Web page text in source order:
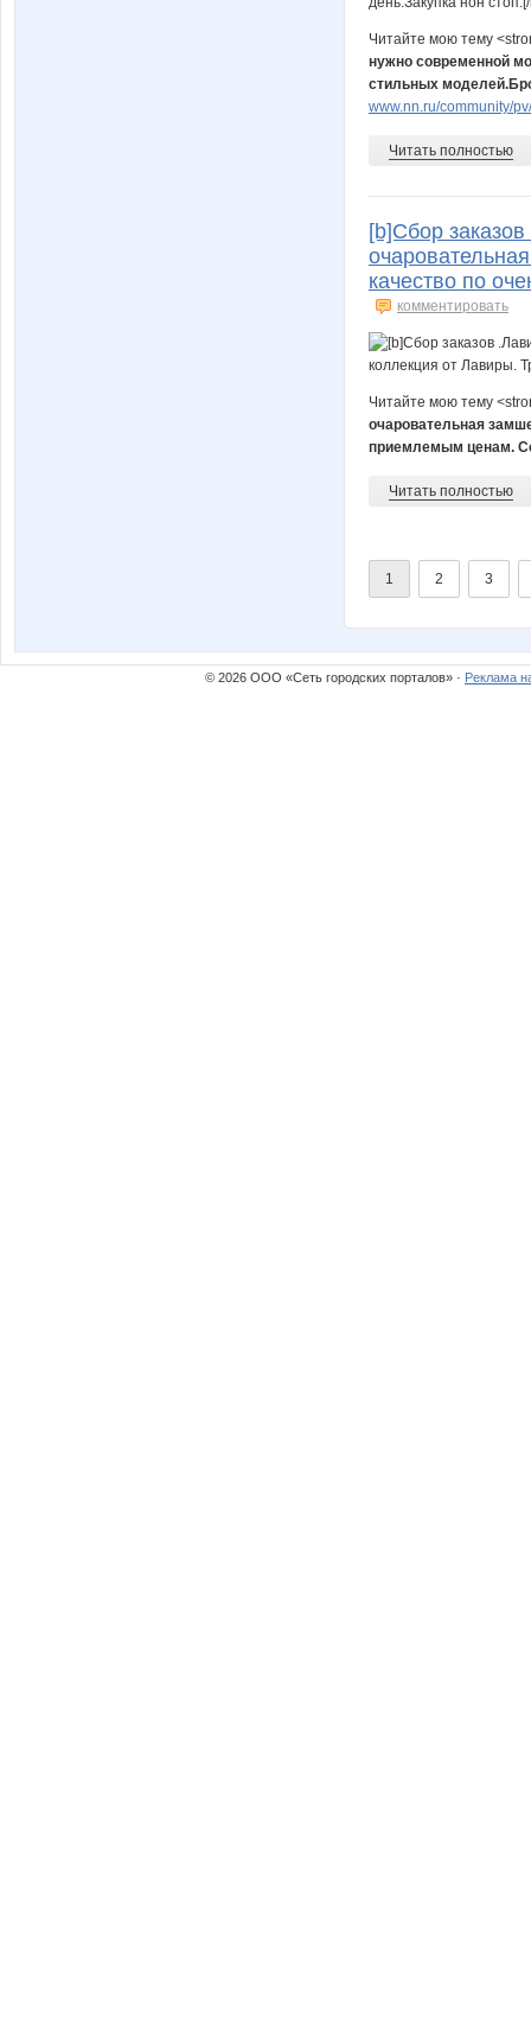
Читайте мою тему
нужно современной
стильных
www.nn.ru/community/
Читать полностью
[b]Сбор
качество по
комментировать
Читайте мою тему
очаровательная
приемлемым ценам.
Читать полностью
1 2 3
© 2026 ООО «Сеть городских порталов» · Реклама